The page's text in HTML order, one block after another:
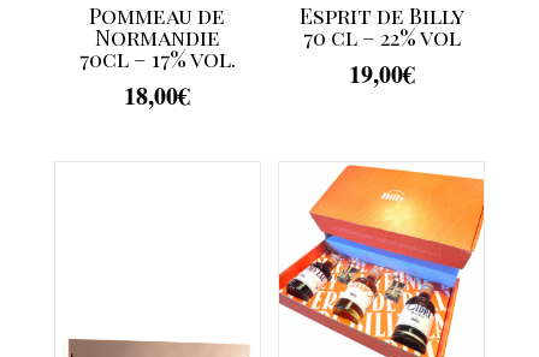
Pommeau de
Normandie
70cl – 17% vol.
18,00€
Esprit de Billy
70 cl – 22% vol
19,00€